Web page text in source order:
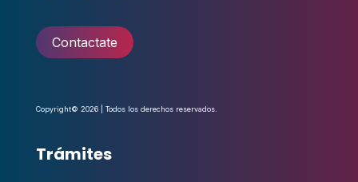
Contactate
Copyright© 2026 | Todos los derechos reservados.
Trámites